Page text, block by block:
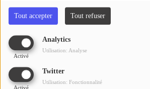
Tout accepter Tout refuser
Analytics
Activé
Utilisation: Analyse
Twitter
Activé
Utilisation: Fonctionnalité
JEUX CONCOURS
CONTACTEZ-NOUS
RÉGIE PUBLICTIAIRE
Commentaires(0)